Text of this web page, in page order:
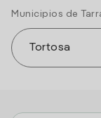
Municipios de